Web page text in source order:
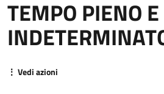
TEMPO PIENO E
⋮ Vedi azioni